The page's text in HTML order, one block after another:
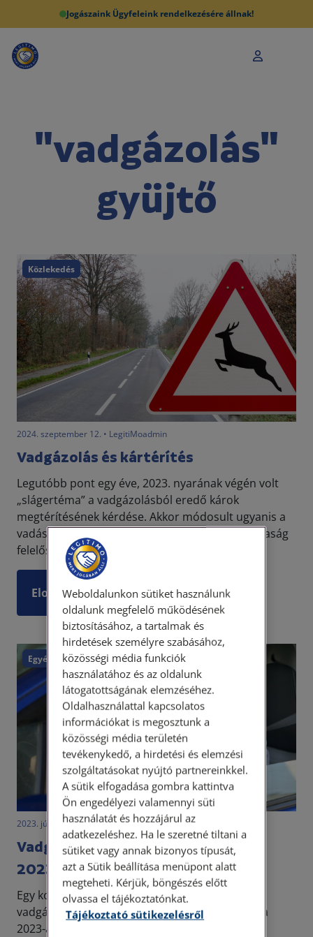
Jogászaink Ügyfeleink rendelkezésére állnak!
"vadgázolás"
gyüjtő
Közlekedés
2024. szeptember 12. • LegitiMoadmin
Vadgázolás és kártérítés
Legutóbb pont egy éve, 2023. nyarának végén volt
„slágertéma” a vadgázolásból eredő károk
megtérítésének kérdése. Akkor módosult ugyanis a
vadászati törvény akképpen, hogy a vadásztársaság
felelőss...
Elolvasom
Egyéb
2023. július 25. • LegitiMoadmin
Vadgázolás, változnak a szabályok
2023-ban
Egy korábbi cikkünkben foglalkoztunk már a
vadgázolás témakörével. Következő cikkükben a
2023-as évben változó szabályokat igyekszünk
Weboldalunkon sütiket használunk
oldalunk megfelelő működésének
biztosításához, a tartalmak és
hirdetések személyre szabásához,
közösségi média funkciók
használatához és az oldalunk
látogatottságának elemzéséhez.
Oldalhasználattal kapcsolatos
információkat is megosztunk a
közösségi média területén
tevékenykedő, a hirdetési és elemzési
szolgáltatásokat nyújtó partnereinkkel.
A sütik elfogadása gombra kattintva
Ön engedélyezi valamennyi süti
használatát és hozzájárul az
adatkezeléshez. Ha le szeretné tiltani a
sütiket vagy annak bizonyos típusát,
azt a Sütik beállítása menüpont alatt
megteheti. Kérjük, böngészés előtt
olvassa el tájékoztatónkat.
Tájékoztató sütikezelésről